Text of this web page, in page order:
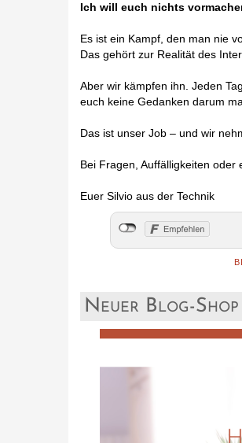
Ich will euch nichts
Es ist ein Kampf, den man nie
Das gehört zur Realität des
Aber wir kämpfen ihn. Jeden
euch keine Gedanken darum
Das ist unser Job – und wir
Bei Fragen, Auffälligkeiten oder
Euer Silvio aus der Technik
Neuer Blog-Shop